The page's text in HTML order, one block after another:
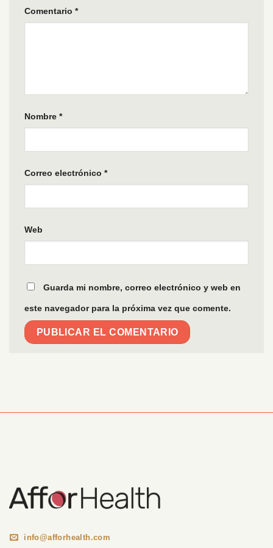
Comentario *
Nombre *
Correo electrónico *
Web
Guarda mi nombre, correo electrónico y web en
este navegador para la próxima vez que comente.
info@afforhealth.com